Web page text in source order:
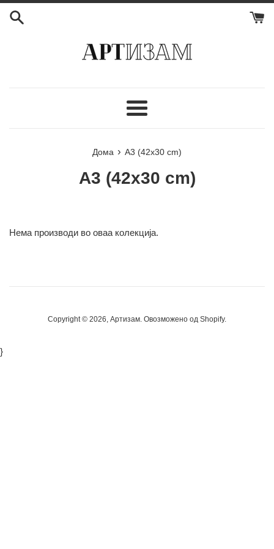
Мени
Дома › А3 (42x30 cm)
А3 (42x30 cm)
Нема производи во оваа колекција.
Copyright © 2026, Артизам. Овозможено од Shopify.
}